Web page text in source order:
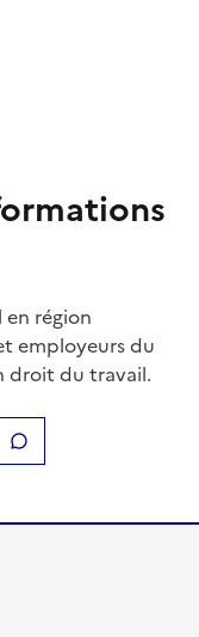
en région
employeurs du
droit du travail.